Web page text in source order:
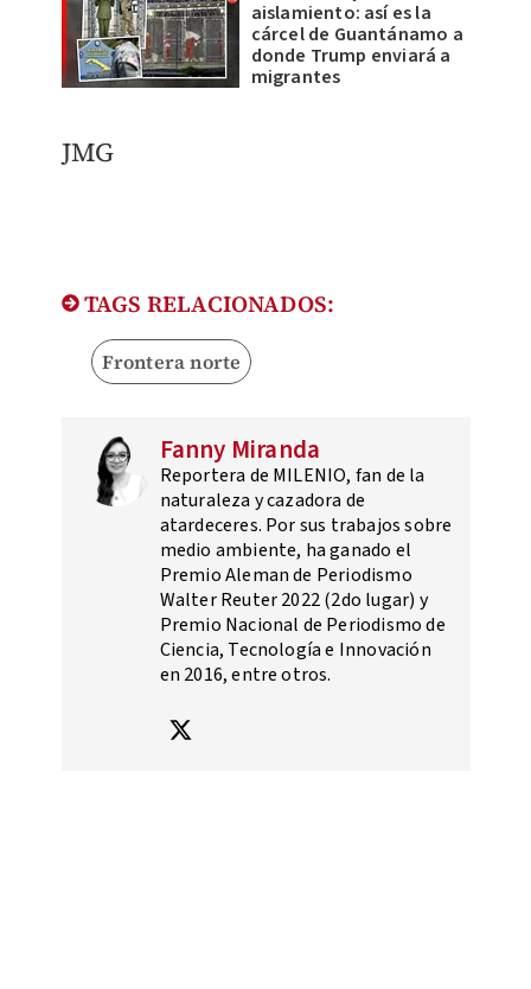
aislamiento: así es la
cárcel de Guantánamo a
donde Trump enviará a
migrantes
JMG
TAGS RELACIONADOS:
Frontera norte
Fanny Miranda
Reportera de MILENIO, fan de la
naturaleza y cazadora de
atardeceres. Por sus trabajos sobre
medio ambiente, ha ganado el
Premio Aleman de Periodismo
Walter Reuter 2022 (2do lugar) y
Premio Nacional de Periodismo de
Ciencia, Tecnología e Innovación
en 2016, entre otros.